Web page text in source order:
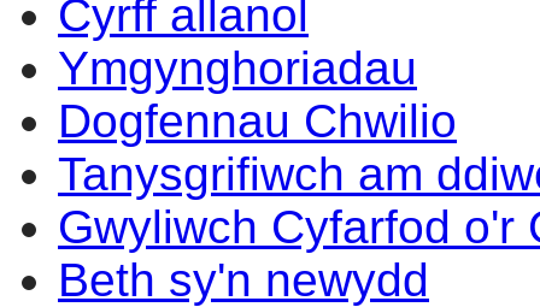
Cyrff allanol
Ymgynghoriadau
Dogfennau Chwilio
Tanysgrifiwch am
Gwyliwch Cyfarfod o'r
Beth sy'n newydd